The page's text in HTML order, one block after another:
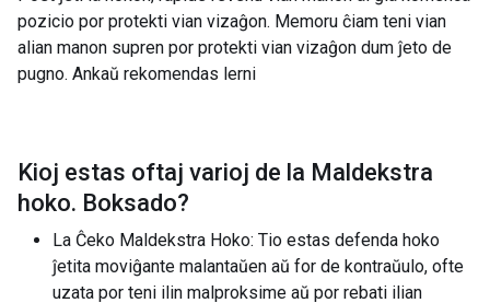
pozicio por protekti vian vizaĝon. Memoru ĉiam teni vian
alian manon supren por protekti vian vizaĝon dum ĵeto de
pugno. Ankaŭ rekomendas lerni
Kioj estas oftaj varioj de la Maldekstra
hoko. Boksado?
La Ĉeko Maldekstra Hoko: Tio estas defenda hoko
ĵetita moviĝante malantaŭen aŭ for de kontraŭulo, ofte
uzata por teni ilin malproksime aŭ por rebati ilian